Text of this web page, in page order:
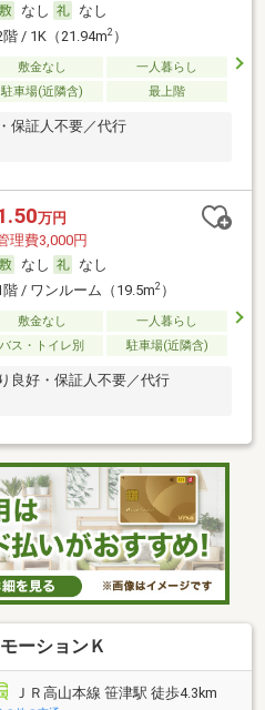
なし
なし
階 / 1K（21.94m2）
敷金なし
一人暮らし
駐車場(近隣含) 最上階
保証人不要／代行
万円
理費3,000円
なし
なし
階 / ワンルーム（19.5m2）
敷金なし
一人暮らし
バス・トイレ別 駐車場(近隣含)
良好・保証人不要／代行
ーションＫ
ＪＲ高山本線 笹津駅 徒歩4.3km